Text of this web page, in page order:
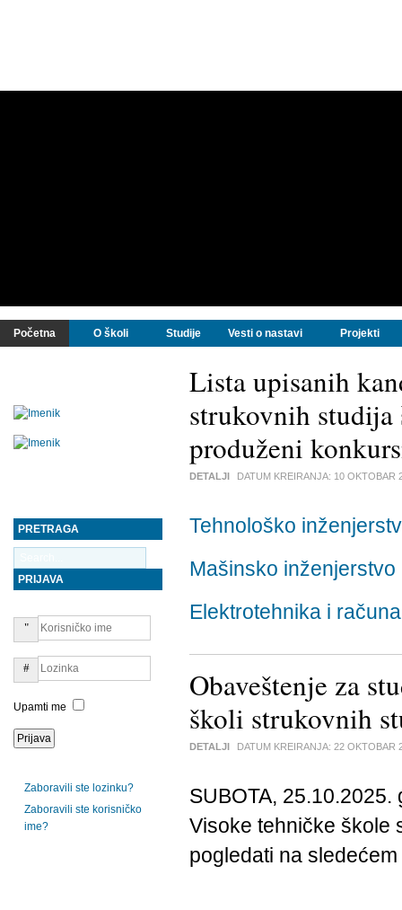
Početna O školi Studije Vesti o nastavi Projekti
Lista upisanih
strukovnih
produženi
DETALJI DATUM KREIRANJA: 10 OKTOBAR
Tehnološko
Mašinsko inženjerstvo
Elektrotehnika i
Obaveštenje za
školi strukovnih
DETALJI DATUM KREIRANJA: 22 OKTOBAR
SUBOTA,
Visoke tehničke škole
pogledati na sledećem
PRETRAGA
PRIJAVA
Upamti me
Zaboravili ste lozinku?
Zaboravili ste korisničko
ime?